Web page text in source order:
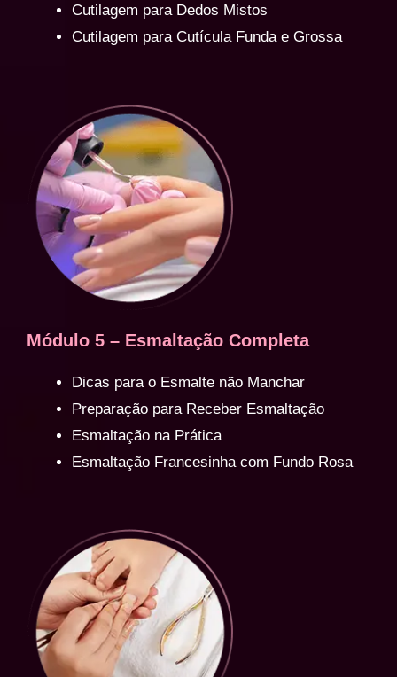
Cutilagem para Dedos Mistos
Cutilagem para Cutícula Funda e Grossa
Módulo 5 – Esmaltação Completa
Dicas para o Esmalte não Manchar
Preparação para Receber Esmaltação
Esmaltação na Prática
Esmaltação Francesinha com Fundo Rosa